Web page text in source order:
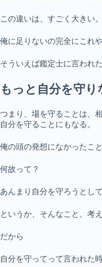
この違いは、すごく大きい。
俺に足りないの完全にこれや
そういえば鑑定士に言われた
もっと自分を守り
つまり、場を守ることは、
自分を守ることにもなる。
俺の頭の発想になかったこ
何故って？
あんまり自分を守ろうとし
というか、そんなこと、考
だから
自分を守ってって言われた